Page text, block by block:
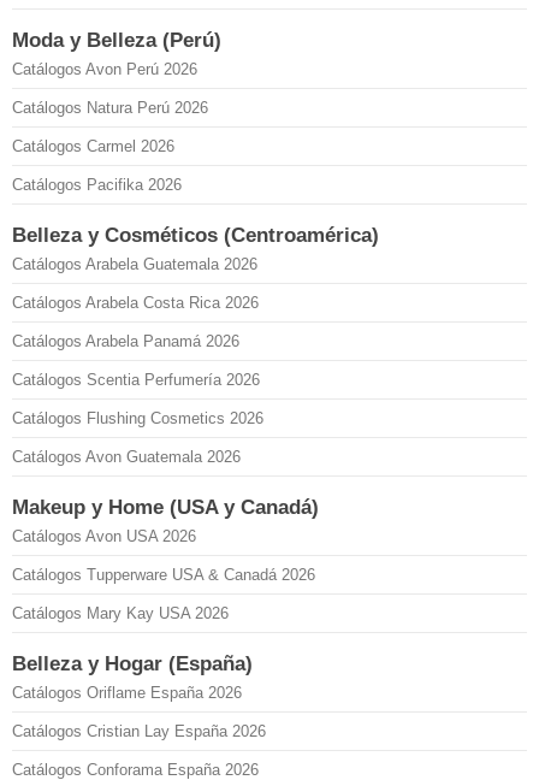
Moda y Belleza (Perú)
Catálogos Avon Perú 2026
Catálogos Natura Perú 2026
Catálogos Carmel 2026
Catálogos Pacifika 2026
Belleza y Cosméticos (Centroamérica)
Catálogos Arabela Guatemala 2026
Catálogos Arabela Costa Rica 2026
Catálogos Arabela Panamá 2026
Catálogos Scentia Perfumería 2026
Catálogos Flushing Cosmetics 2026
Catálogos Avon Guatemala 2026
Makeup y Home (USA y Canadá)
Catálogos Avon USA 2026
Catálogos Tupperware USA & Canadá 2026
Catálogos Mary Kay USA 2026
Belleza y Hogar (España)
Catálogos Oriflame España 2026
Catálogos Cristian Lay España 2026
Catálogos Conforama España 2026